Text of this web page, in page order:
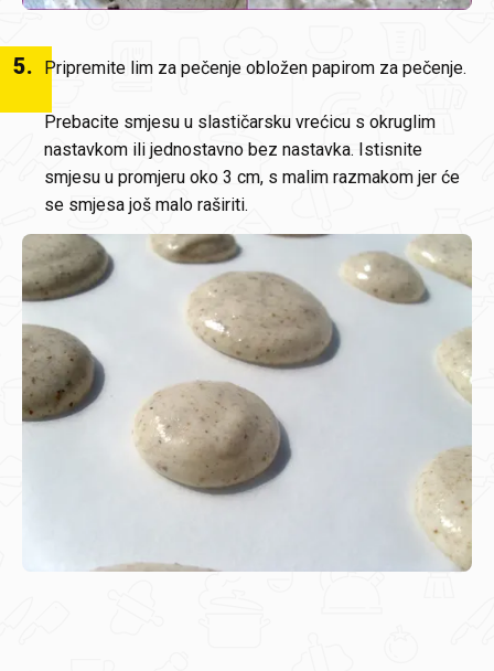
5. Pripremite lim za pečenje obložen papirom za pečenje.
Prebacite smjesu u slastičarsku vrećicu s okruglim
nastavkom ili jednostavno bez nastavka. Istisnite
smjesu u promjeru oko 3 cm, s malim razmakom jer će
se smjesa još malo raširiti.